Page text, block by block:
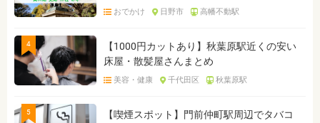
おでかけ 日野市 高幡不動駅
4
【1000円カットあり】秋葉原駅近くの安い
床屋・散髪屋さんまとめ
美容・健康 千代田区 秋葉原駅
5
【喫煙スポット】門前仲町駅周辺でタバコ